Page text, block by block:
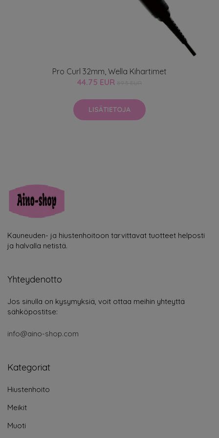
Pro Curl 32mm, Wella Kihartimet
44.75 EUR
LISÄTIETOJA
Kauneuden- ja hiustenhoitoon tarvittavat tuotteet helposti
ja halvalla netistä.
Yhteydenotto
Jos sinulla on kysymyksiä, voit ottaa meihin yhteyttä
sähköpostitse:
info@aino-shop.com
Kategoriat
Hiustenhoito
Meikit
Muoti